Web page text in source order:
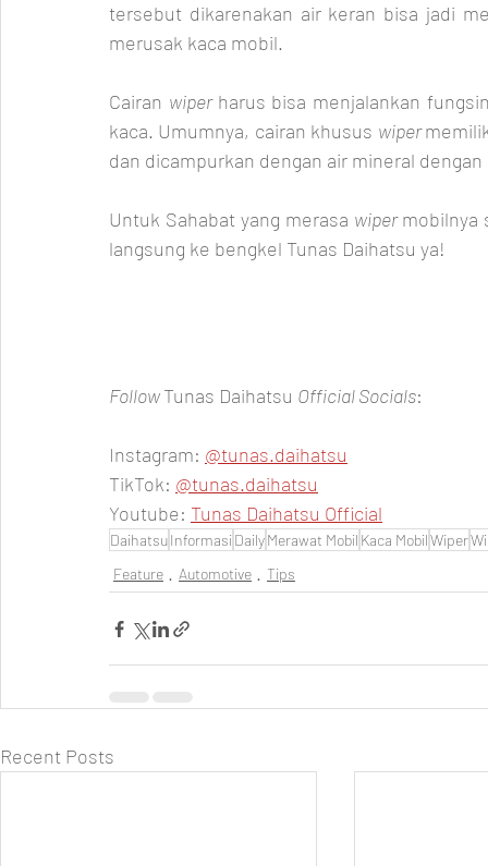
tersebut dikarenakan air keran bisa jadi
merusak kaca mobil.
Cairan wiper harus bisa menjalankan
kaca. Umumnya, cairan khusus wiper
dan dicampurkan dengan air mineral
Untuk Sahabat yang merasa wiper mobilnya
langsung ke bengkel Tunas Daihatsu ya!
Follow Tunas Daihatsu Official Socials:
Instagram: @tunas.daihatsu
TikTok: @tunas.daihatsu
Youtube: Tunas Daihatsu Official
DaihatsuInformasi DailyMerawat Mobil Kaca MobilWiper
Feature
Automotive Tips
Recent Posts